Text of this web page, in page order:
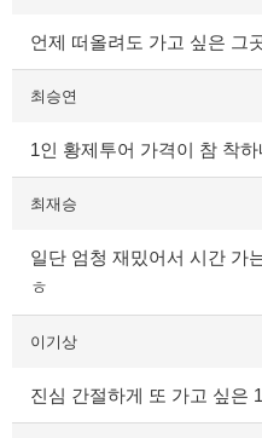
언제 떠올려도 가고 싶은 그
최승연
1인 황제투어 가격이 참 착하
최재승
일단 엄청 재밌어서 시간 가
ㅎ
이기상
진심 간절하게 또 가고 싶은